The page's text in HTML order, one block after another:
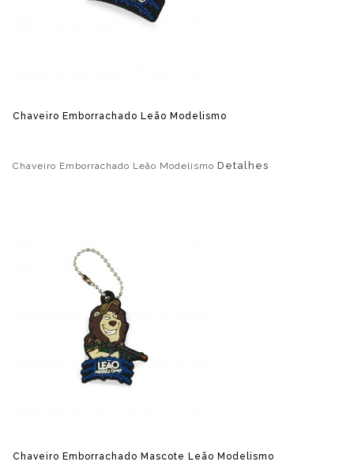
Chaveiro Emborrachado Leão Modelismo
Chaveiro Emborrachado Leão Modelismo Detalhes
Chaveiro Emborrachado Mascote Leão Modelismo